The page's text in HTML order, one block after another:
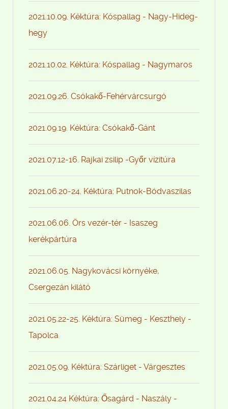
2021.10.09. Kéktúra: Kóspallag - Nagy-Hideg-
hegy
2021.10.02. Kéktúra: Kóspallag - Nagymaros
2021.09.26. Csókakő-Fehérvárcsurgó
2021.09.19. Kéktúra: Csókakő-Gánt
2021.07.12-16. Rajkai zsilip -Győr vízitúra
2021.06.20-24. Kéktúra: Putnok-Bódvaszilas
2021.06.06. Örs vezér-tér - Isaszeg
kerékpártúra
2021.06.05. Nagykovácsi környéke,
Csergezán kilátó
2021.05.22-25. Kéktúra: Sümeg - Keszthely -
Tapolca
2021.05.09. Kéktúra: Szárliget - Várgesztes
2021.04.24 Kéktúra: Ősagárd - Naszály -